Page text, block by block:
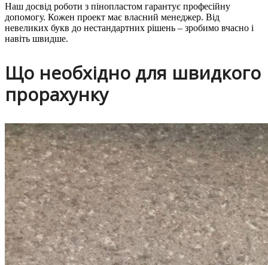
Наш досвід роботи з пінопластом гарантує професійну
допомогу. Кожен проект має власний менеджер. Від
невеликих букв до нестандартних рішень – зробимо вчасно і
навіть швидше.
Що необхідно для швидкого
прорахунку